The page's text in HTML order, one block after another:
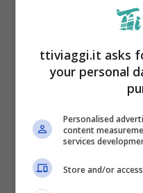
Spazzatura
I sacchetti utilizzati
frutta e verdura
realizzati in
materiale progettato
ttiviaggi.it asks
your personal
Personalised
content
services
Store and/or